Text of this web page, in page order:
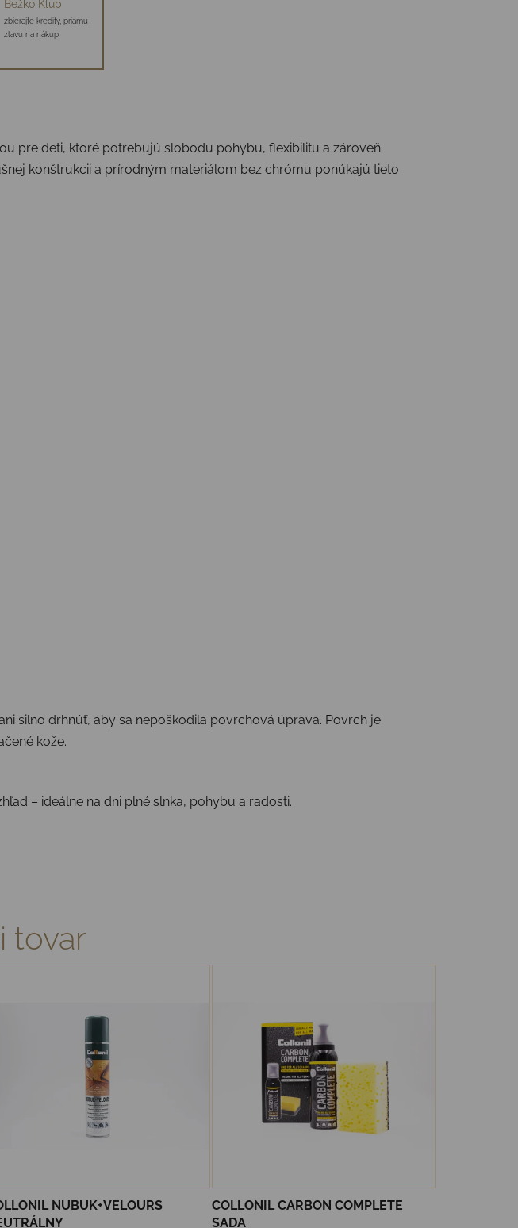
Bežko Klub
zbierajte kredity, priamu
zľavu na nákup
pre deti, ktoré potrebujú slobodu pohybu, flexibilitu a zároveň
konštrukcii a prírodným materiálom bez chrómu ponúkajú tieto
silno drhnúť, aby sa nepoškodila povrchová úprava. Povrch je
kože.
– ideálne na dni plné slnka, pohybu a radosti.
tovar
NUBUK+VELOURS
COLLONIL CARBON COMPLETE
SADA